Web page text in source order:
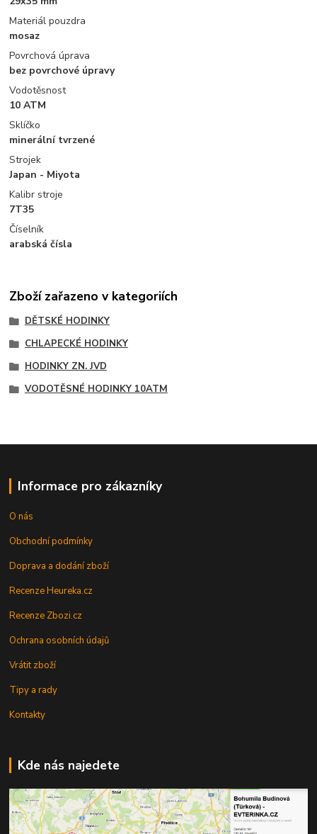
Materiál pouzdra
mosaz
Povrchová úprava
bez povrchové úpravy
Vodotěsnost
10 ATM
Sklíčko
minerální tvrzené
Strojek
Japan - Miyota
Kalibr stroje
7T35
Číselník
arabská čísla
Zboží zařazeno v kategoriích
DĚTSKÉ HODINKY
CHLAPECKÉ HODINKY
HODINKY ZN. JVD
VODOTĚSNÉ HODINKY 10ATM
Informace pro zákazníky
O nás
Obchodní podmínky
Doprava a dodání zboží
Recenze Heureka.cz
Recenze Zbozi.cz
Ochrana osobních údajů
Vrátit zboží
Tipy a rady
Kontakty
Kde nás najedete